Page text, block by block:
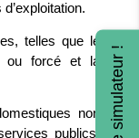
telles que le
ou forcé et la
non
publics,